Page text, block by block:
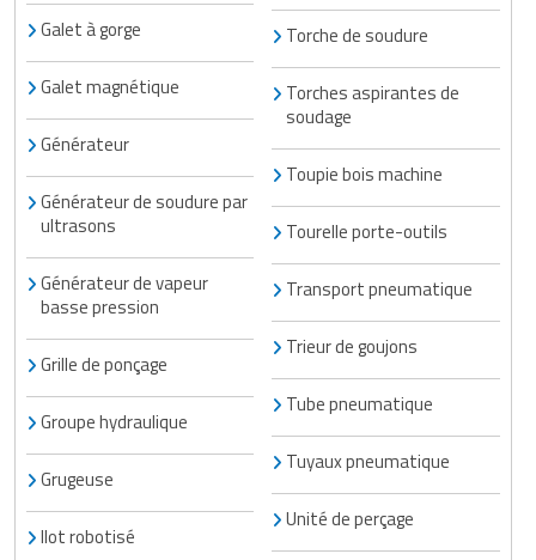
Galet à gorge
Galet magnétique
Générateur
Générateur de soudure par
ultrasons
Générateur de vapeur
basse pression
Grille de ponçage
Groupe hydraulique
Grugeuse
Ilot robotisé
Torche de soudure
Torches aspirantes de
soudage
Toupie bois machine
Tourelle porte-outils
Transport pneumatique
Trieur de goujons
Tube pneumatique
Tuyaux pneumatique
Unité de perçage